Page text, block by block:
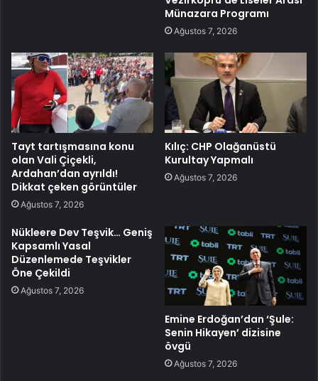
Münazara Programı
Ağustos 7, 2026
Tayt tartışmasına konu
olan Vali Çiçekli,
Ardahan’dan ayrıldı!
Dikkat çeken görüntüler
Ağustos 7, 2026
Kılıç: CHP Olağanüstü
Kurultay Yapmalı
Ağustos 7, 2026
Nükleere Dev Teşvik… Geniş
Kapsamlı Yasal
Düzenlemede Teşvikler
Öne Çekildi
Ağustos 7, 2026
Emine Erdoğan’dan ‘Şule:
Senin Hikayen’ dizisine
övgü
Ağustos 7, 2026